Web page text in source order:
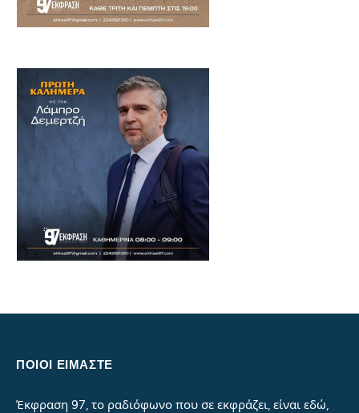
ΠΟΙΟΙ ΕΙΜΑΣΤΕ
Έκφραση 97, το ραδιόφωνο που σε εκφράζει, είναι εδώ,